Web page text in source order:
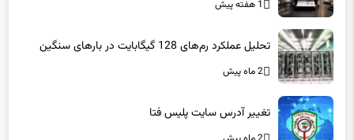
2 ماه پیش
2 ماه پیش